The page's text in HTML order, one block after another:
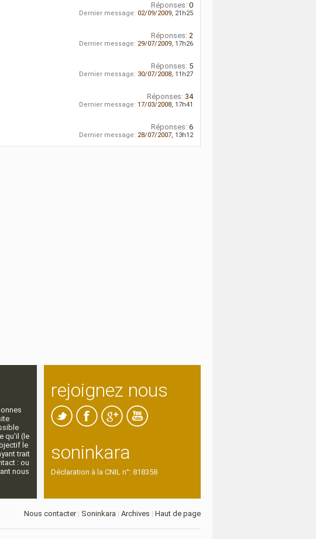
Réponses: 0
Dernier message: 02/09/2009, 21h25
Réponses: 2
Dernier message: 29/07/2009, 17h26
Réponses: 5
Dernier message: 30/07/2008, 11h27
Réponses: 34
Dernier message: 17/03/2008, 17h41
Réponses: 6
Dernier message: 28/07/2007, 13h12
qu'il (le
le
trait
: ou
nous
rejoignez nous
soninkara
Déclaration à la CNIL n°: 818358
Nous contacter| Soninkara | Archives | Haut de page